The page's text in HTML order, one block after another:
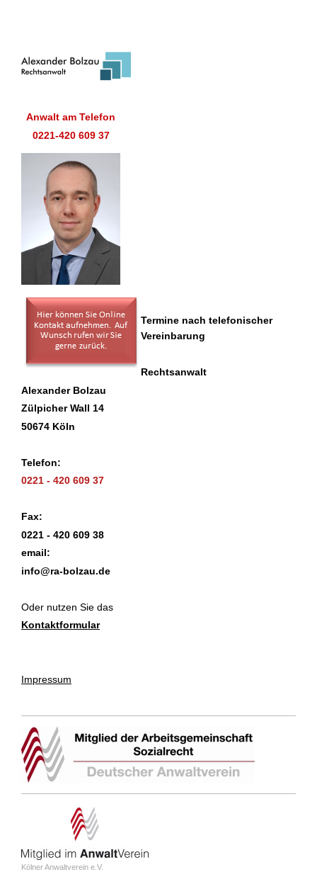
Anwalt am Telefon
0221-420 609 37
Termine nach telefonischer
Vereinbarung
Rechtsanwalt
Alexander Bolzau
Zülpicher Wall 14
50674 Köln
Telefon:
0221 - 420 609 37
Fax:
0221 - 420 609 38
email:
info@ra-bolzau.de
Oder nutzen Sie das
Kontaktformular
Impressum
Kölner Anwaltverein e.V.